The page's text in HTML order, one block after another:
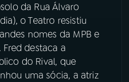
da Rua Álvaro
o Teatro resistiu
nomes da MPB e
Fred destaca a
do Rival, que
uma sócia, a atriz